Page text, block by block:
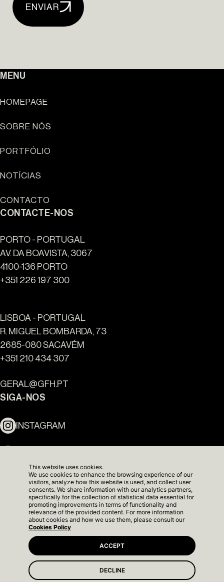
Sun Cliffs Resort
Ouro Valley - Pontos de
Referência
ENVIAR
MENU
HOMEPAGE
SOBRE NÓS
PORTFÓLIO
NOTÍCIAS
CONTACTO
CONTACTE-NOS
PORTO - PORTUGAL
AV. DA BOAVISTA, 3067
4100-136 PORTO
+351 226 197 300
LISBOA - PORTUGAL
R. MIGUEL BOMBARDA, 73
2685-080 SACAVÉM
+351 210 434 307
GERAL@GFH.PT
SIGA-NOS
INSTAGRAM
NEWSLETTER
This website uses cookies.
We use cookies to enhance the browsing experience of our
visitors, analyze how this website is used, and collect user
consents. We share information with our analytics partners,
specifically for the collection of statistical data essential for
promoting improvements in terms of functionality and
relevance of the provided content. For more information
about cookies and how we use them, please consult our
Cookies Policy
DECLINE
ACCEPT